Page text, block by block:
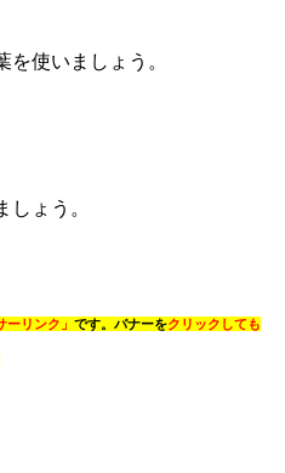
使いましょう。
しょう。
リンク」 です。バナーをクリックしても